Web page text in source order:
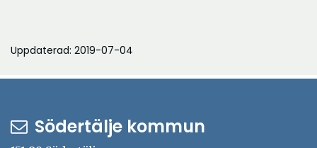
Uppdaterad: 2019-07-04
Södertälje kommun